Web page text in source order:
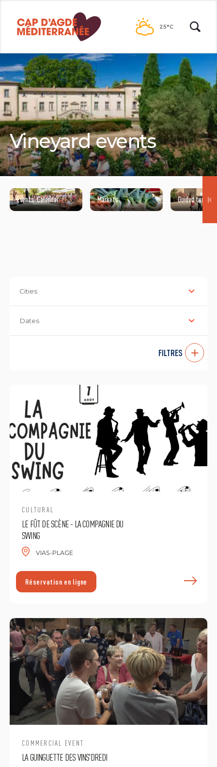
contenu
25°C
Vineyard events
Events’ Calendar Markets Guided tours
Cities
Dates
FILTRES
CULTURAL
LE FÛT DE SCÈNE - LA COMPAGNIE DU
SWING
VIAS-PLAGE
Réservation en ligne
COMMERCIAL EVENT
LA GUINGUETTE DES VINS'DREDI